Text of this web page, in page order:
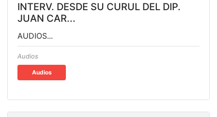
INTERV. DESDE SU CURUL DEL DIP.
JUAN CAR...
AUDIOS...
Audios
Audios